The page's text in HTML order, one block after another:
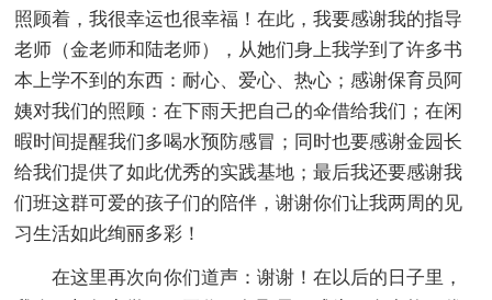
照顾着，我很幸运也很幸福！在此，我要感谢我的指导
老师（金老师和陆老师），从她们身上我学到了许多书
本上学不到的东西：耐心、爱心、热心；感谢保育员阿
姨对我们的照顾：在下雨天把自己的伞借给我们；在闲
暇时间提醒我们多喝水预防感冒；同时也要感谢金园长
给我们提供了如此优秀的实践基地；最后我还要感谢我
们班这群可爱的孩子们的陪伴，谢谢你们让我两周的见
习生活如此绚丽多彩！
在这里再次向你们道声：谢谢！在以后的日子里，